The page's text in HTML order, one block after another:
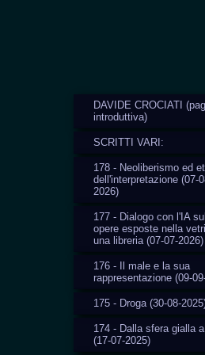
DAVIDE CROCIATI
introduttiva)
SCRITTI VARI:
178 - Neoliberismo ed
dell'interpretazione (07-
2026)
177 - Dialogo con l'IA
opere esposte nella
una libreria (07-07-2026)
176 - Il male e la sua
rappresentazione (09-
175 - Droga (30-08-
174 - Dalla sfera gialla
(17-07-2025)